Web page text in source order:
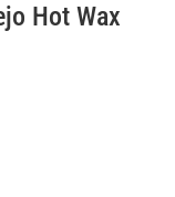
Hot Wax